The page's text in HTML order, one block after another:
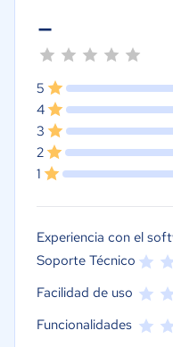
-
5
4
3
2
1
Experiencia con el
Soporte Técnico
Facilidad de uso
Funcionalidades